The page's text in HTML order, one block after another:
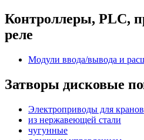
Контроллеры, PLС,
реле
Модули ввода/вывода и
Затворы дисковые
Электроприводы для кранов
из нержавеющей стали
чугунные